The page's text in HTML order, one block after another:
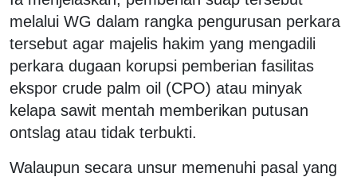
melalui WG dalam rangka pengurusan perkara
tersebut agar majelis hakim yang mengadili
perkara dugaan korupsi pemberian fasilitas
ekspor crude palm oil (CPO) atau minyak
kelapa sawit mentah memberikan putusan
ontslag atau tidak terbukti.
Walaupun secara unsur memenuhi pasal yang